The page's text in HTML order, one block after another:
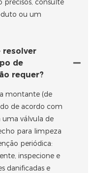
precisos, consulte
ou um
resolver
de
requer?
montante (de
de acordo com
uma válvula de
para limpeza
periódica:
inspecione e
danificadas e